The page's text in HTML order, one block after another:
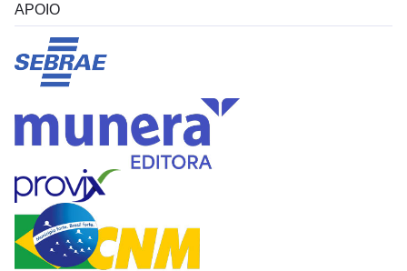
APOIO